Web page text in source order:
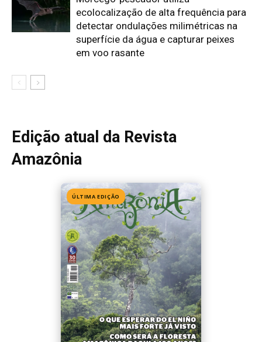
ÚLTIMA EDIÇÃO
Edição 155· Julho 2026
📖 Ler agora
Mais lidas da semana